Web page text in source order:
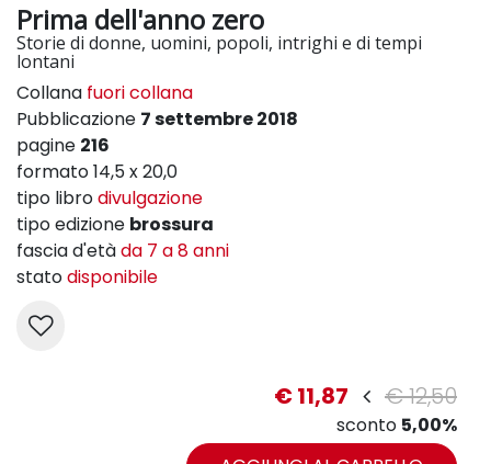
Prima dell'anno zero
Storie di donne, uomini, popoli, intrighi e di tempi
lontani
Collana fuori collana
Pubblicazione 7 settembre 2018
pagine 216
formato 14,5 x 20,0
tipo librodivulgazione
tipo edizione brossura
fascia d'etàda 7 a 8 anni
statodisponibile
€ 11,87 € 12,50
sconto 5,00%